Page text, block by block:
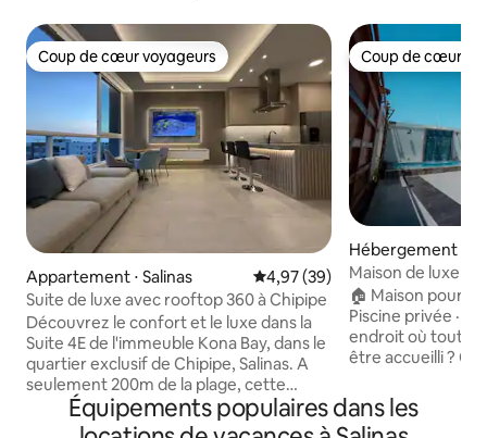
Coup de cœur voyageurs
Coup de cœur voyageurs
Appartement ⋅ Salinas Évaluation moyenne sur la
4,97 (39)
Suite de luxe avec rooftop 360 à Chipipe
Découvrez le confort et le luxe dans la
Suite 4E de l'immeuble Kona Bay, dans le
quartier exclusif de Chipipe, Salinas. A
seulement 200m de la plage, cette
élégante suite de 54 m² est idéale pour
les escapades ou les longs séjours. Il
Coup de cœur
Coup de cœur
Hébergement ⋅
Maison de luxe
Piscine privée ·
🏠 Maison pour 16
Piscine privée ·
endroit où tout
être accueilli ?
privée,
et tout ce dont
Équipements populaires dans les